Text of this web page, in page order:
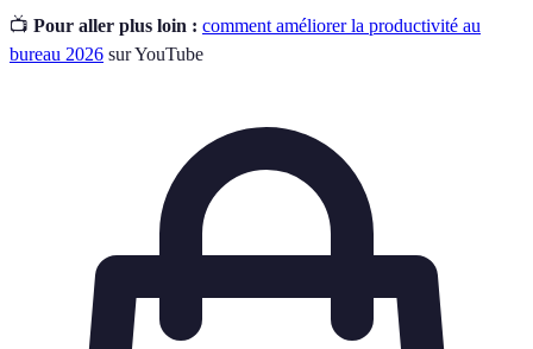
📺 Pour aller plus loin : comment améliorer la productivité au
bureau 2026 sur YouTube